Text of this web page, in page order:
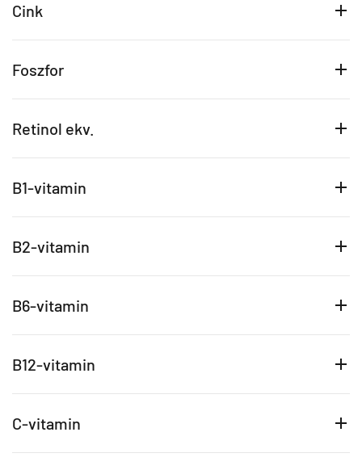
Cink
Foszfor
Retinol ekv.
B1-vitamin
B2-vitamin
B6-vitamin
B12-vitamin
C-vitamin